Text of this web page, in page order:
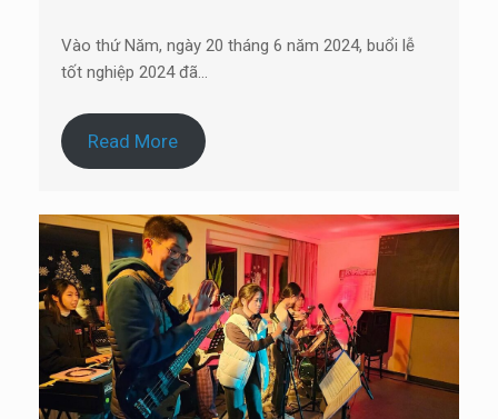
Vào thứ Năm, ngày 20 tháng 6 năm 2024, buổi lễ
tốt nghiệp 2024 đã…
Read More